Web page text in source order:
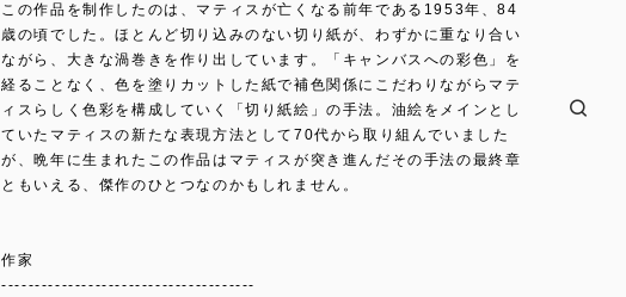
この作品を制作したのは、マティスが亡くなる前年である1953年、84
歳の頃でした。ほとんど切り込みのない切り紙が、わずかに重なり合い
ながら、大きな渦巻きを作り出しています。「キャンバスへの彩色」を
経ることなく、色を塗りカットした紙で補色関係にこだわりながらマテ
ィスらしく色彩を構成していく「切り紙絵」の手法。油絵をメインとし
ていたマティスの新たな表現方法として70代から取り組んでいました
が、晩年に生まれたこの作品はマティスが突き進んだその手法の最終章
ともいえる、傑作のひとつなのかもしれません。
作家
--------------------------------------